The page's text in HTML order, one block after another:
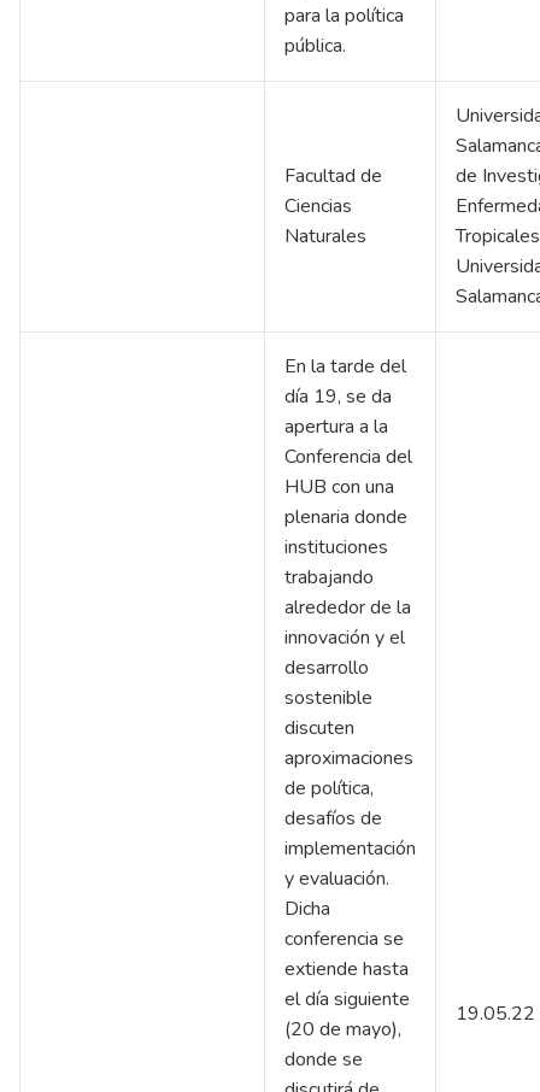
para la política
pública.
Facultad de
Ciencias
Naturales
de
En la tarde del
día 19, se da
apertura a la
Conferencia del
HUB con una
plenaria donde
instituciones
trabajando
alrededor de la
innovación y el
desarrollo
sostenible
discuten
aproximaciones
de política,
desafíos de
implementación
y evaluación.
Dicha
conferencia se
extiende hasta
el día siguiente
(20 de mayo),
donde se